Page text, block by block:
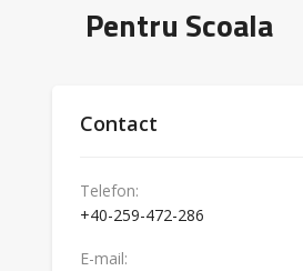
Pentru Scoala
Contact
Telefon:
+40-259-472-286
E-mail: